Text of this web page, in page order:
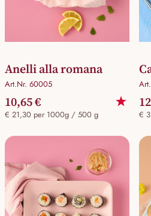
Anelli alla romana
Art.Nr. 60005
10,65 €
€ 21,30 per 1000g / 500 g €